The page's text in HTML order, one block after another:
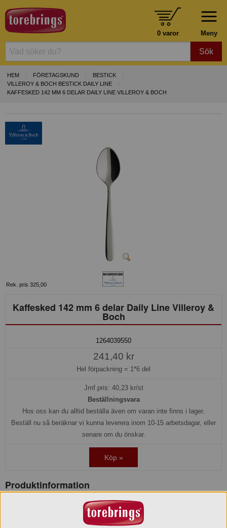
Meny
0 varor
Sök
HEM FÖRETAGSKUND
BESTICK
VILLEROY & BOCH BESTICK DAILY LINE
KAFFESKED 142 MM 6 DELAR DAILY LINE VILLEROY & BOCH
Rek. pris 325,00
Kaffesked 142 mm 6 delar Daily Line Villeroy &
Boch
1264039550
241,40 kr
Hel förpackning = 1*6 del
Jmf.pris: 40,23kr/st
Beställningsvara
Hos oss kan du alltid beställa även om varan inte finns i lager.
Beställ nu så beräknar vi kunna leverera inom 10-15 arbetsdagar, eller
senare om du önskar.
Köp »
Produktinformation